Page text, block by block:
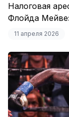
Налоговая
Флойда
11 апреля 2026